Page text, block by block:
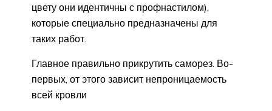
цвету они идентичны с профнастилом),
которые специально предназначены для
таких работ.
Главное правильно прикрутить саморез. Во-
первых, от этого зависит непроницаемость
всей кровли